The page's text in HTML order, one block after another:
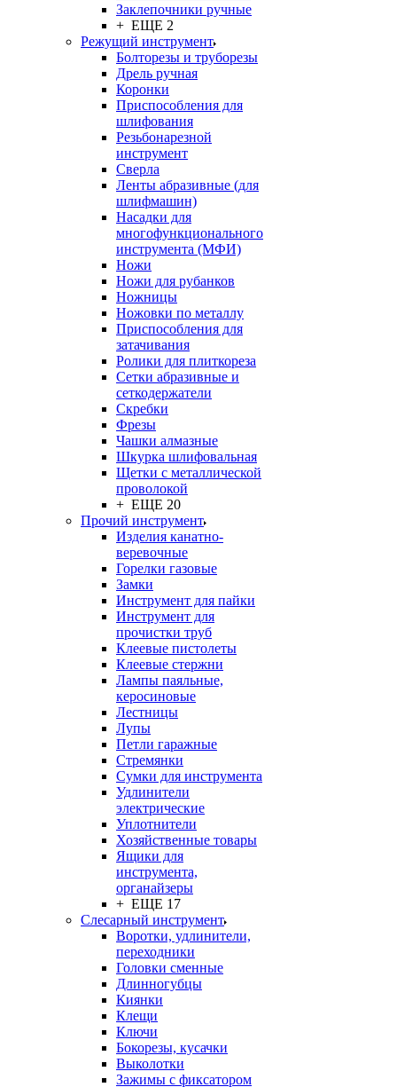
Заклепочники ручные
+ ЕЩЕ 2
Режущий инструмент
Болторезы и труборезы
Дрель ручная
Коронки
Приспособления для
шлифования
Резьбонарезной
инструмент
Сверла
Ленты абразивные (для
шлифмашин)
Насадки для
многофункционального
инструмента (МФИ)
Ножи
Ножи для рубанков
Ножницы
Ножовки по металлу
Приспособления для
затачивания
Ролики для плиткореза
Сетки абразивные и
сеткодержатели
Скребки
Фрезы
Чашки алмазные
Шкурка шлифовальная
Щетки с металлической
проволокой
+ ЕЩЕ 20
Прочий инструмент
Изделия канатно-
веревочные
Горелки газовые
Замки
Инструмент для пайки
Инструмент для
прочистки труб
Клеевые пистолеты
Клеевые стержни
Лампы паяльные,
керосиновые
Лестницы
Лупы
Петли гаражные
Стремянки
Сумки для инструмента
Удлинители
электрические
Уплотнители
Хозяйственные товары
Ящики для
инструмента,
органайзеры
+ ЕЩЕ 17
Слесарный инструмент
Воротки, удлинители,
переходники
Головки сменные
Длинногубцы
Киянки
Клещи
Ключи
Бокорезы, кусачки
Выколотки
Зажимы с фиксатором